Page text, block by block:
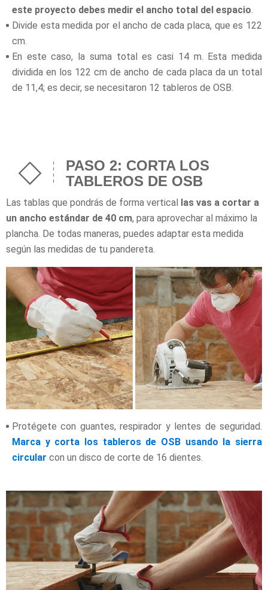
este proyecto debes medir el ancho total del espacio
Divide esta medida por el ancho de cada placa, que es 122
cm.
En este caso, la suma total es casi 14 m. Esta medida
dividida en los 122 cm de ancho de cada placa da un total
de 11,4; es decir, se necesitaron 12 tableros de OSB.
PASO 2: CORTA LOS
TABLEROS DE OSB
Las tablas que pondrás de forma vertical las vas a cortar a
un ancho estándar de 40 cm, para aprovechar al máximo la
plancha. De todas maneras, puedes adaptar esta medida
según las medidas de tu pandereta.
Protégete con guantes, respirador y lentes de seguridad.
Marca y corta los tableros de OSB usando la sierra
circular con un disco de corte de 16 dientes.